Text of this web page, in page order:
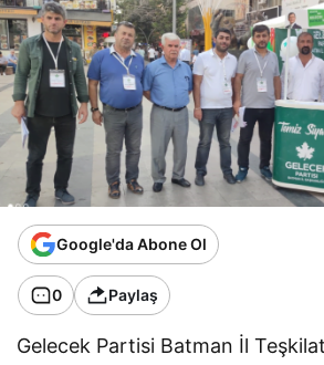
Google'da Abone Ol
0 Paylaş
Gelecek Partisi Batman İl